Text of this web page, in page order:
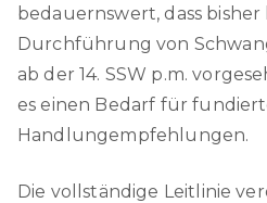
bedauernswert, dass
Durchführung von
ab der 14. SSW p.m.
es einen Bedarf für
Handlungempfehlungen.
Die vollständige Leitlinie